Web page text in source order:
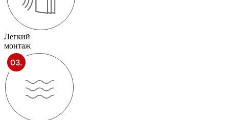
Легкий
монтаж